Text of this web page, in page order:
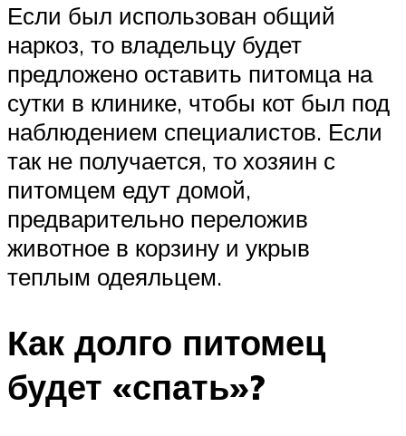
Если был использован общий
наркоз, то владельцу будет
предложено оставить питомца на
сутки в клинике, чтобы кот был под
наблюдением специалистов. Если
так не получается, то хозяин с
питомцем едут домой,
предварительно переложив
животное в корзину и укрыв
теплым одеяльцем.
Как долго питомец
будет «спать»?